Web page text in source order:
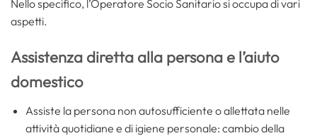
Nello specifico, l’Operatore Socio Sanitario si occupa di vari
aspetti.
Assistenza diretta alla persona e l’aiuto
domestico
Assiste la persona non autosufficiente o allettata nelle
attività quotidiane e di igiene personale: cambio della